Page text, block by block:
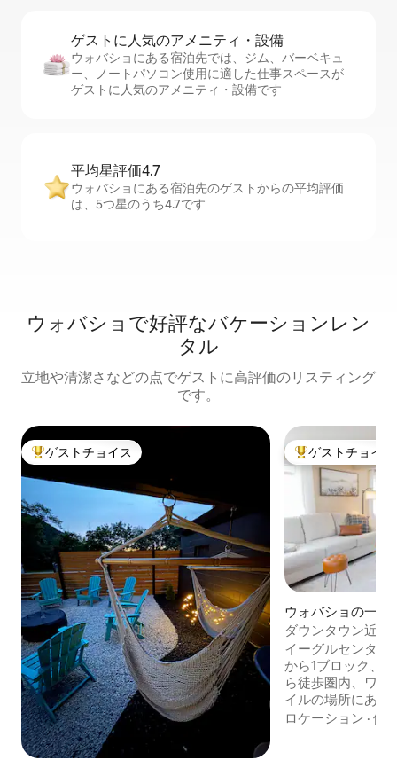
ゲストに人⁠気⁠のア⁠メ⁠ニ⁠テ⁠ィ・設⁠備
ウォバショにある宿泊先では、ジム、バーベキュ
ー、ノートパソコン使用に適した仕事スペースが
ゲストに人気のアメニティ・設備です
平均星評価4.7
ウォバショにある宿泊先のゲストからの平均評価
は、5つ星のうち4.7です
ウォバショで好評なバケーションレン
タル
立地や清潔さなどの点でゲストに高評価のリスティング
です。
大好評のゲストチョイスです。
ゲストチョイス 大好評のゲスト
ゲストチョイス
ウォバショの一軒
ダウンタウン近
の家
イーグルセンター
から1ブロック、
ら徒歩圏内、ワ
イルの場所にある
ゴージャスな家で
ロケーション ·価